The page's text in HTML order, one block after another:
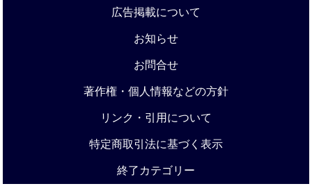
広告掲載について
お知らせ
お問合せ
著作権・個人情報などの方針
リンク・引用について
特定商取引法に基づく表示
終了カテゴリー